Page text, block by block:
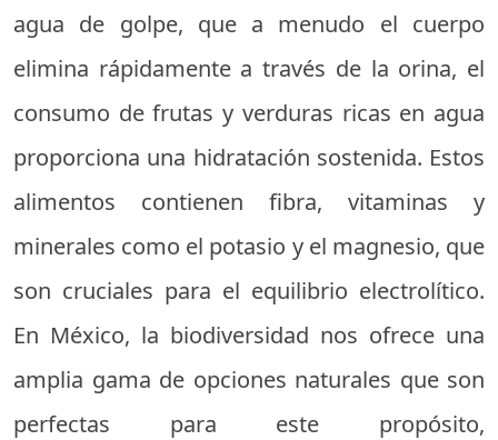
agua de golpe, que a menudo el cuerpo
elimina rápidamente a través de la orina, el
consumo de frutas y verduras ricas en agua
proporciona una hidratación sostenida. Estos
alimentos contienen fibra, vitaminas y
minerales como el potasio y el magnesio, que
son cruciales para el equilibrio electrolítico.
En México, la biodiversidad nos ofrece una
amplia gama de opciones naturales que son
perfectas para este propósito,